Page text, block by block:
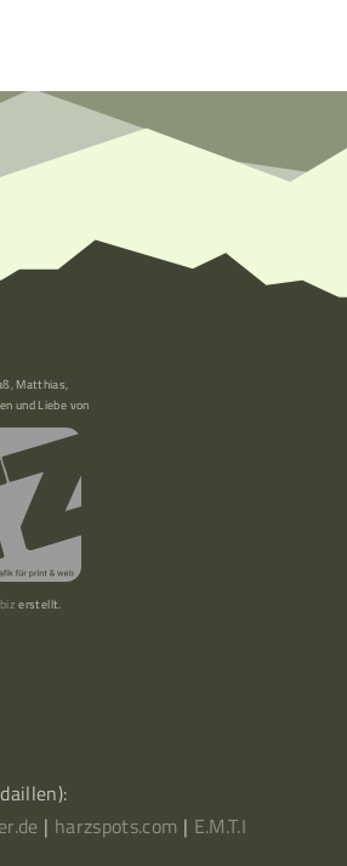
Matthias,
und Liebe von
erstellt.
| harzspots.com | E.M.T.I